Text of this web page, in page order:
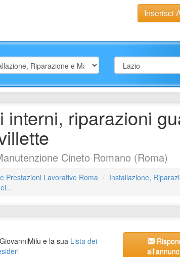
Inserisci
interni, riparazioni
Cineto Romano (Roma)
Prestazioni Lavorative Roma
Installazione,
e la sua Lista dei